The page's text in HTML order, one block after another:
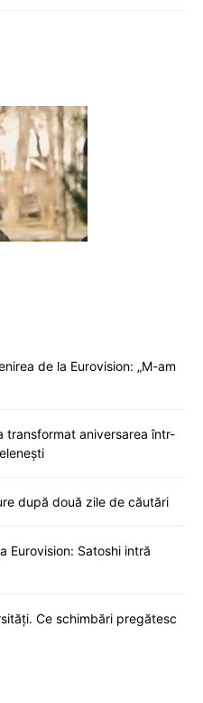
de la Eurovision: „M-am
transformat aniversarea într-
după două zile de căutări
Eurovision: Satoshi intră
Ce schimbări pregătesc